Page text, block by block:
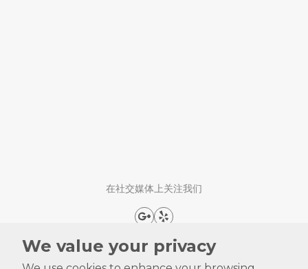
在社交媒体上关注我们
We value your privacy